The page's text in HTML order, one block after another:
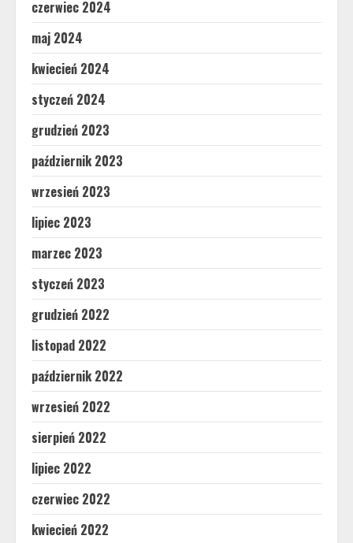
czerwiec 2024
maj 2024
kwiecień 2024
styczeń 2024
grudzień 2023
październik 2023
wrzesień 2023
lipiec 2023
marzec 2023
styczeń 2023
grudzień 2022
listopad 2022
październik 2022
wrzesień 2022
sierpień 2022
lipiec 2022
czerwiec 2022
kwiecień 2022